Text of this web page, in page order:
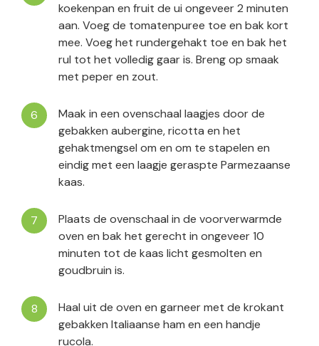
koekenpan en fruit de ui ongeveer 2 minuten
aan. Voeg de tomatenpuree toe en bak kort
mee. Voeg het rundergehakt toe en bak het
rul tot het volledig gaar is. Breng op smaak
met peper en zout.
Maak in een ovenschaal laagjes door de
gebakken aubergine, ricotta en het
gehaktmengsel om en om te stapelen en
eindig met een laagje geraspte Parmezaanse
kaas.
Plaats de ovenschaal in de voorverwarmde
oven en bak het gerecht in ongeveer 10
minuten tot de kaas licht gesmolten en
goudbruin is.
Haal uit de oven en garneer met de krokant
gebakken Italiaanse ham en een handje
rucola.